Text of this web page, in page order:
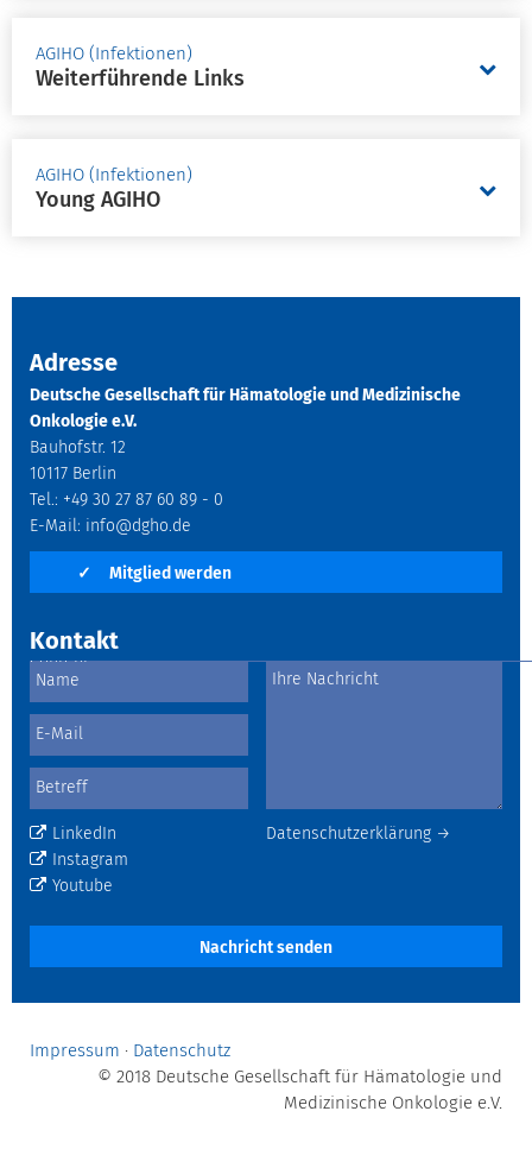
AGIHO (Infektionen)
Weiterführende Links
AGIHO (Infektionen)
Young AGIHO
Adresse
Deutsche Gesellschaft für Hämatologie und Medizinische
Onkologie e.V.
Bauhofstr. 12
10117 Berlin
Tel.: +49 30 27 87 60 89 - 0
E-Mail: info@dgho.de
✓ Mitglied werden
Kontakt
Datenschutzerklärung →
LinkedIn
Instagram
Youtube
Nachricht senden
Impressum · Datenschutz
© 2018 Deutsche Gesellschaft für Hämatologie und
Medizinische Onkologie e.V.